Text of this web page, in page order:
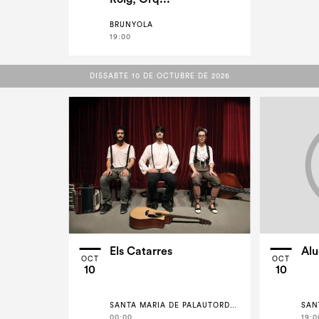
BRUNYOLA
19:00
DISSABTE 10 DE OCTUBRE DE 2026
DISSABTE 10 DE OCTUBRE DE 2026
OCT
10
Els Catarres
00:00
OCT
10